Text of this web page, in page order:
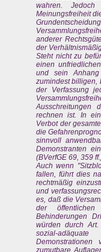
wahren.
Meinungsfreiheit
anderer
der
Steht nicht zu
einen
und sein
zumindest billigen,
der Verfassung
Ausschreitungen
rechnen ist. In
Verbot der
die
sinnvoll
Demonstranten
(BVerfGE 69, 359
Auch wenn
fallen, führt dies
rechtmäßig
und
es, daß die
der
Behinderungen
würden durch
sozial-